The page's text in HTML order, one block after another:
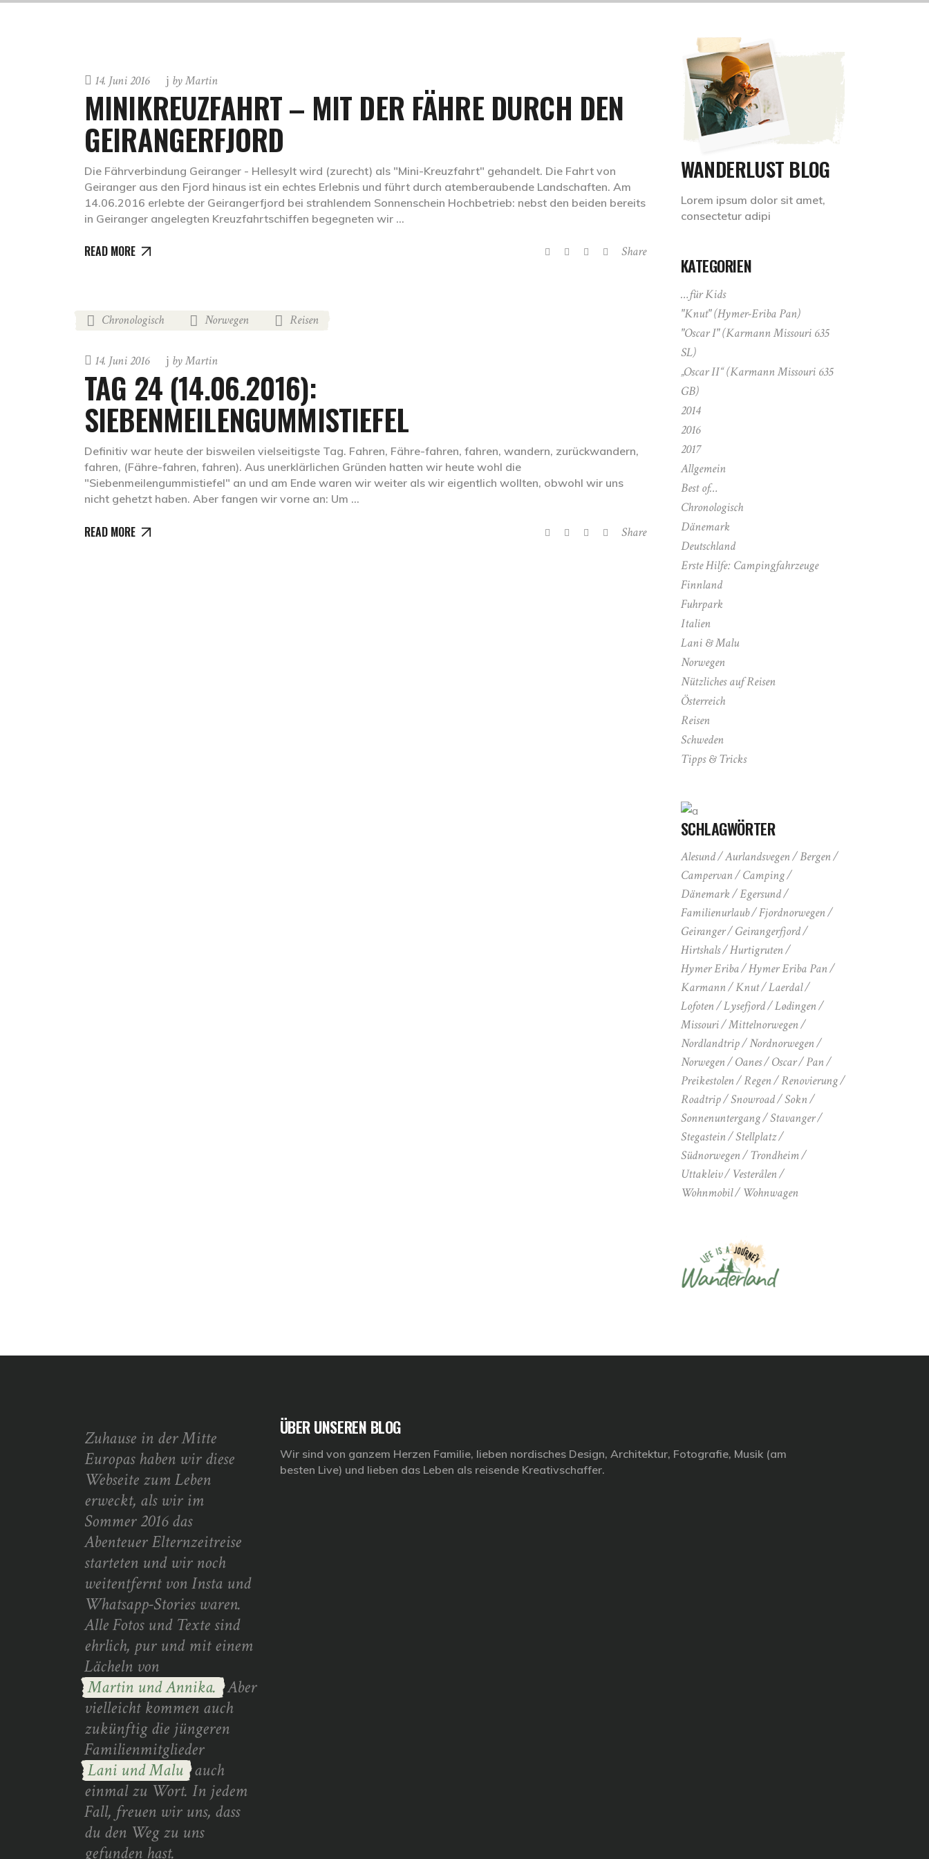
14. Juni 2016 byMartin
MINIKREUZFAHRT – MIT DER FÄHRE DURCH DEN
GEIRANGERFJORD
Die Fährverbindung Geiranger - Hellesylt wird (zurecht) als "Mini-Kreuzfahrt" gehandelt. Die Fahrt von
Geiranger aus den Fjord hinaus ist ein echtes Erlebnis und führt durch atemberaubende Landschaften. Am
14.06.2016 erlebte der Geirangerfjord bei strahlendem Sonnenschein Hochbetrieb: nebst den beiden bereits
in Geiranger angelegten Kreuzfahrtschiffen begegneten wir
READ MORE Share
Chronologisch Norwegen Reisen
14. Juni 2016 byMartin
TAG 24 (14.06.2016):
SIEBENMEILENGUMMISTIEFEL
Definitiv war heute der bisweilen vielseitigste Tag. Fahren, Fähre-fahren, fahren, wandern, zurückwandern,
fahren, (Fähre-fahren, fahren). Aus unerklärlichen Gründen hatten wir heute wohl die
"Siebenmeilengummistiefel" an und am Ende waren wir weiter als wir eigentlich wollten, obwohl wir uns
nicht gehetzt haben. Aber fangen wir vorne an: Um
READ MORE Share
WANDERLUST BLOG
Lorem ipsum dolor sit amet,
consectetur adipi
KATEGORIEN
…für Kids
"Knut" (Hymer-Eriba Pan)
"Oscar I" (Karmann Missouri 635
SL)
„Oscar II“ (Karmann Missouri 635
GB)
2014
2016
2017
Allgemein
Best of…
Chronologisch
Dänemark
Deutschland
Erste Hilfe: Campingfahrzeuge
Finnland
Fuhrpark
Italien
Lani & Malu
Norwegen
Nützliches auf Reisen
Österreich
Reisen
Schweden
Tipps & Tricks
SCHLAGWÖRTER
Alesund Aurlandsvegen
Bergen
Campervan
Camping
Dänemark
Egersund
Familienurlaub
Fjordnorwegen
Geiranger
Geirangerfjord
Hirtshals
Hurtigruten
Hymer Eriba
Hymer Eriba Pan
Karmann
Knut
Laerdal
Lofoten
Lysefjord
Lødingen
Missouri
Mittelnorwegen
Nordlandtrip
Nordnorwegen
Norwegen
Oanes Oscar
Pan
Preikestolen
Regen
Renovierung
Roadtrip
Snowroad
Sokn
Sonnenuntergang
Stavanger
Stegastein
Stellplatz
Südnorwegen
Trondheim
Uttakleiv
Vesterålen
Wohnmobil
Wohnwagen
Zuhause in der Mitte
Europas haben wir diese
Webseite zum Leben
erweckt, als wir im
Sommer 2016 das
Abenteuer Elternzeitreise
starteten und wir noch
weitentfernt von Insta und
Whatsapp-Stories waren.
Alle Fotos und Texte sind
ehrlich, pur und mit einem
Lächeln von
Martin und Annika. Aber
vielleicht kommen auch
zukünftig die jüngeren
Familienmitglieder
Lani und Malu auch
einmal zu Wort. In jedem
Fall, freuen wir uns, dass
du den Weg zu uns
gefunden hast.
ÜBER UNSEREN BLOG
Wir sind von ganzem Herzen Familie, lieben nordisches Design, Architektur, Fotografie, Musik (am
besten Live) und lieben das Leben als reisende Kreativschaffer.